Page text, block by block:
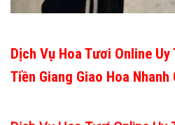
Dịch Vụ Hoa Tươi Online Uy
Tiền Giang Giao Hoa Nhanh